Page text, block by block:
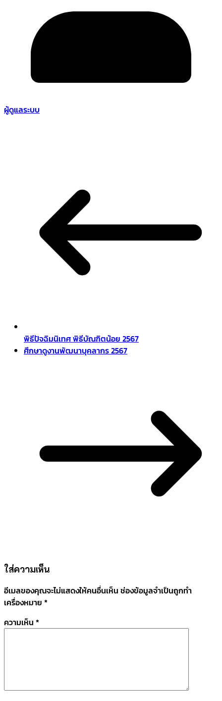
ผู้ดูแลระบบ
พิธีปัจฉิมนิเทศ พิธีบัณฑิตน้อย 2567
ศึกษาดูงานพัฒนาบุคลากร 2567
ใส่ความเห็น
อีเมลของคุณจะไม่แสดงให้คนอื่นเห็น ช่องข้อมูลจำเป็นถูกทำ
เครื่องหมาย *
ความเห็น *